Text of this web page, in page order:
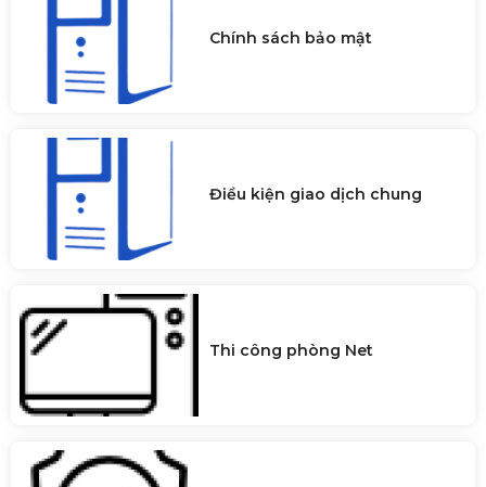
Chính sách bảo mật
Điều kiện giao dịch chung
Thi công phòng Net